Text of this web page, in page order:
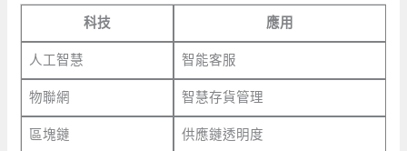
科技 應用
人工智慧 智能客服
物聯網 智慧存貨管理
區塊鏈 供應鏈透明度